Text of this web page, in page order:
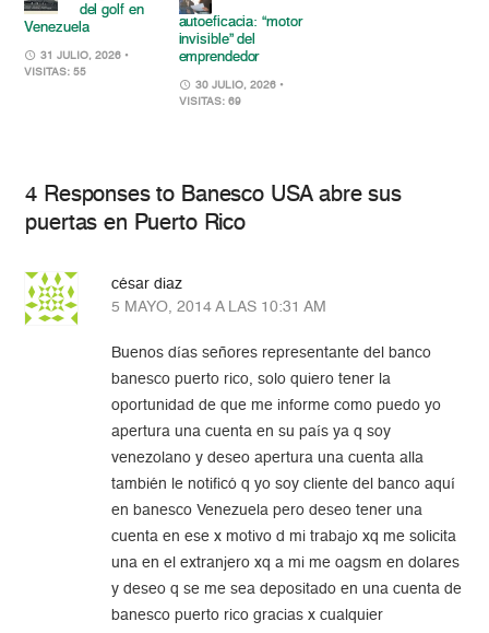
del golf en
Venezuela
31 JULIO, 2026 •
VISITAS: 55
autoeficacia: “motor
invisible” del
emprendedor
30 JULIO, 2026 •
VISITAS: 69
4 Responses to Banesco USA abre sus
puertas en Puerto Rico
césar diaz
5 MAYO, 2014 A LAS 10:31 AM
Buenos días señores representante del banco
banesco puerto rico, solo quiero tener la
oportunidad de que me informe como puedo yo
apertura una cuenta en su país ya q soy
venezolano y deseo apertura una cuenta alla
también le notificó q yo soy cliente del banco aquí
en banesco Venezuela pero deseo tener una
cuenta en ese x motivo d mi trabajo xq me solicita
una en el extranjero xq a mi me oagsm en dolares
y deseo q se me sea depositado en una cuenta de
banesco puerto rico gracias x cualquier